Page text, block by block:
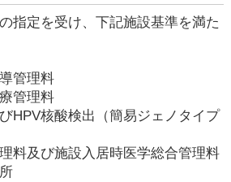
指定を受け、下記施設基準を満た
管理料
管理料
HPV核酸検出（簡易ジェノタイプ
料及び施設入居時医学総合管理料